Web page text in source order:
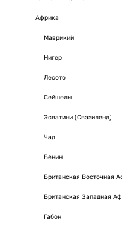
Африка
Маврикий
Нигер
Лесото
Сейшелы
Эсватини (Свазиленд)
Чад
Бенин
Британская Восточная
Британская Западная
Габон